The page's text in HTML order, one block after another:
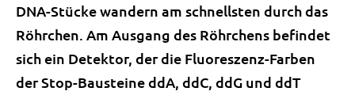
DNA-Stücke wandern am schnellsten durch das
Röhrchen. Am Ausgang des Röhrchens befindet
sich ein Detektor, der die Fluoreszenz-Farben
der Stop-Bausteine ddA, ddC, ddG und ddT